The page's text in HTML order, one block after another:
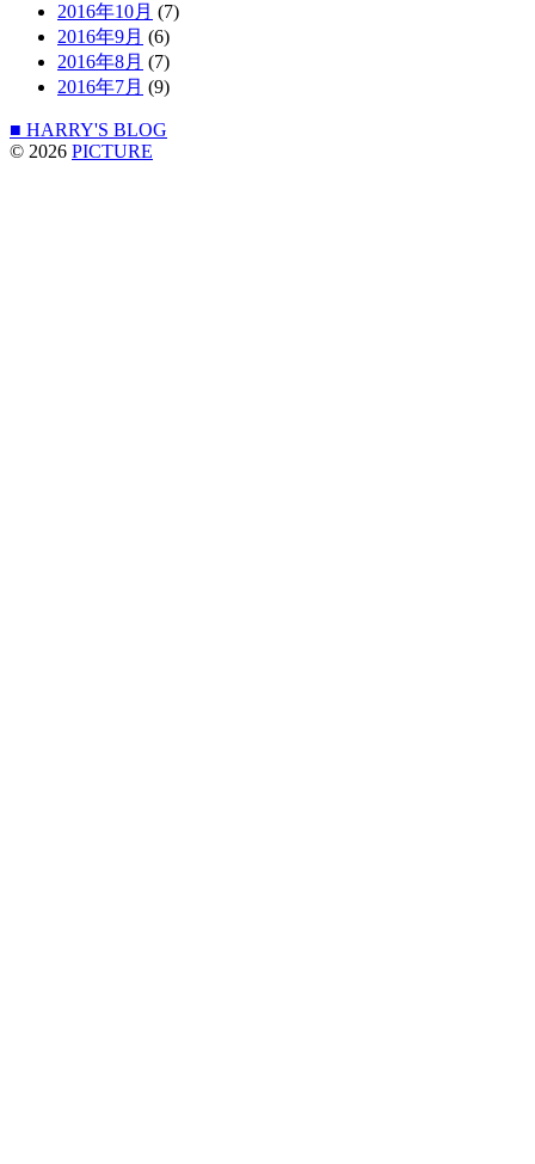
2016年10月 (7)
2016年9月 (6)
2016年8月 (7)
2016年7月 (9)
■ HARRY'S BLOG
© 2026 PICTURE